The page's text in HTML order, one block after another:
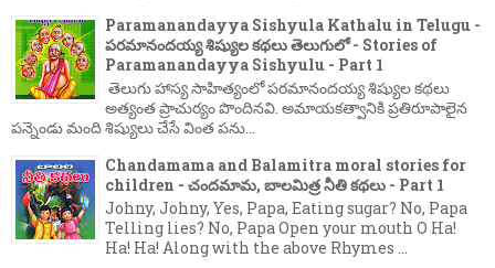
Paramanandayya Sishyula Kathalu in Telugu -
పరమానందయ్య శిష్యుల కథలు తెలుగులో - Stories of
Paramanandayya Sishyulu - Part 1
తెలుగు హాస్య సాహిత్యంలో పరమానందయ్య శిష్యుల కథలు
అత్యంత ప్రాచుర్యం పొందినవి. అమాయకత్వానికి ప్రతిరూపాలైన
పన్నెండు మంది శిష్యులు చేసే వింత పను...
Chandamama and Balamitra moral stories for
children - చందమామ, బాలమిత్ర నీతి కథలు - Part 1
Johny, Johny, Yes, Papa, Eating sugar? No, Papa
Telling lies? No, Papa Open your mouth O Ha!
Ha! Ha! Along with the above Rhymes ...